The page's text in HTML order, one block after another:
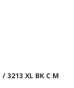
XL BK C M